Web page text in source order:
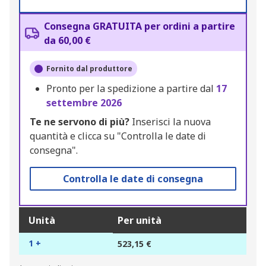
Consegna GRATUITA per ordini a partire
da 60,00 €
Fornito dal produttore
Pronto per la spedizione a partire dal 17
settembre 2026
Te ne servono di più? Inserisci la nuova
quantità e clicca su "Controlla le date di
consegna".
Controlla le date di consegna
Unità Per unità
1 + 523,15 €